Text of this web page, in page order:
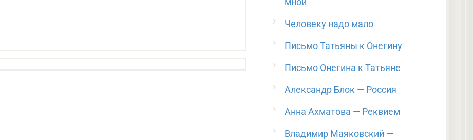
Человеку надо мало
Письмо Татьяны к Онегину
Письмо Онегина к Татьяне
Александр Блок — Россия
Анна Ахматова — Реквием
Владимир Маяковский —